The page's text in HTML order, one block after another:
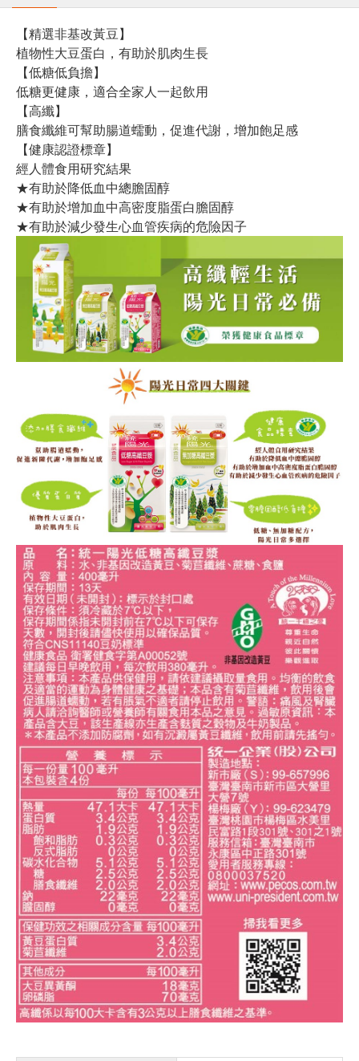
【精選非基改黃豆】
植物性大豆蛋白，有助於肌肉生長
【低糖低負擔】
低糖更健康，適合全家人一起飲用
【高纖】
膳食纖維可幫助腸道蠕動，促進代謝，增加飽足感
【健康認證標章】
經人體食用研究結果
★有助於降低血中總膽固醇
★有助於增加血中高密度脂蛋白膽固醇
★有助於減少發生心血管疾病的危險因子